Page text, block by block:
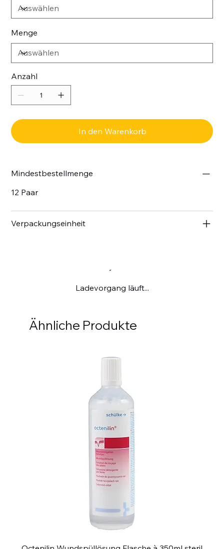
Menge
Anzahl
In den Warenkorb
Mindestbestellmenge
12 Paar
Verpackungseinheit
Ladevorgang läuft...
Ähnliche Produkte